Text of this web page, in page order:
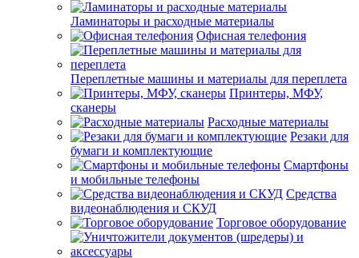
Ламинаторы и расходные материалы
Офисная телефония
Переплетные машины и материалы для переплета
Принтеры, МФУ,
сканеры
Расходные материалы
Резаки для
бумаги и комплектующие
Смартфоны
и мобильные телефоны
Средства
видеонаблюдения и СКУД
Торговое оборудование